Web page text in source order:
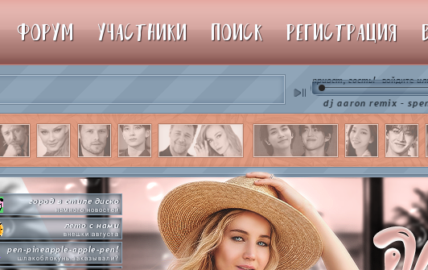
♫ dj aaron remix - spencer hill
город в стиле диско
немного новостей
лето с нами
внешки августа
pen-pineapple-apple-pen!
шлакоблокунь заказывали?
ФОРУМ УЧАСТНИКИ ПОИСК РЕГИСТРАЦИЯ
привет, гость! войдите